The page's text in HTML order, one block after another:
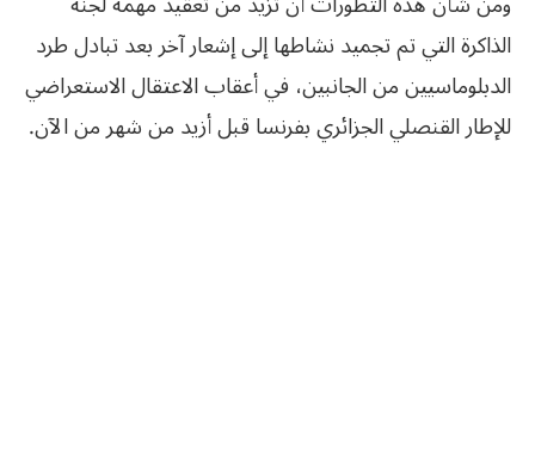
الذاكرة التي تم تجميد نشاطها إلى إشعار آخر بعد تبادل طرد
الدبلوماسيين من الجانبين، في أعقاب الاعتقال الاستعراضي
للإطار القنصلي الجزائري بفرنسا قبل أزيد من شهر من الآن.